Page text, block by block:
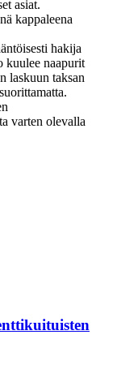
asiat.
kappaleena
hakija
kuulee naapurit
laskuun taksan
varten olevalla